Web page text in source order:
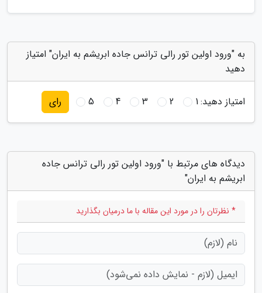
به "ورود اولین تور رالی ترانس جاده ابریشم به ایران" امتیاز
دهید
امتیاز دهید:1
2
3
4
5 رای
دیدگاه های مرتبط با "ورود اولین تور رالی ترانس جاده
ابریشم به ایران"
* نظرتان را در مورد این مقاله با ما درمیان بگذارید